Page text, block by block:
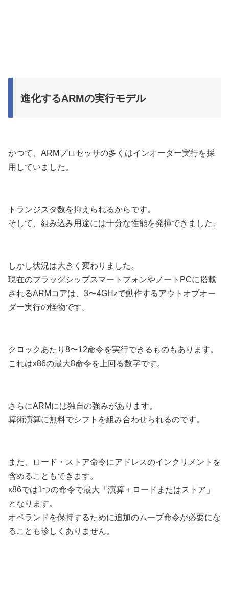
進化するARMの実行モデル
かつて、ARMプロセッサの多くはインオーダー実行を採
用していました。
トランジスタ数を抑えられるからです。
そして、組み込み用途には十分な性能を発揮できました。
しかし状況は大きく変わりました。
現在のフラッグシップスマートフォンやノートPCに搭載
されるARMコアは、3〜4GHzで動作するアウトオブオー
ダー実行の怪物です。
クロックあたり8〜12命令を実行できるものもあります。
これはx86の最大8命令を上回る数字です。
さらにARMには独自の強みがあります。
算術演算に無料でシフトを組み合わせられるのです。
また、ロード・ストア命令にアドレスのインクリメントを
含めることもできます。
x86では1つの命令で最大「演算＋ロードまたはストア」
となります。
オペランドを保持するために追加のムーブ命令が必要にな
ることも珍しくありません。